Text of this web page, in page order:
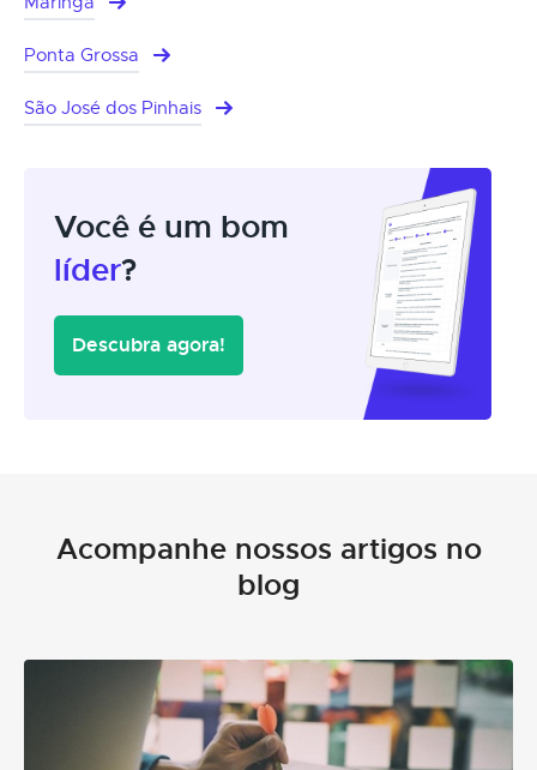
Ponta Grossa
São José dos Pinhais
Você é um bom
líder?
Descubra agora!
Acompanhe nossos artigos no
blog